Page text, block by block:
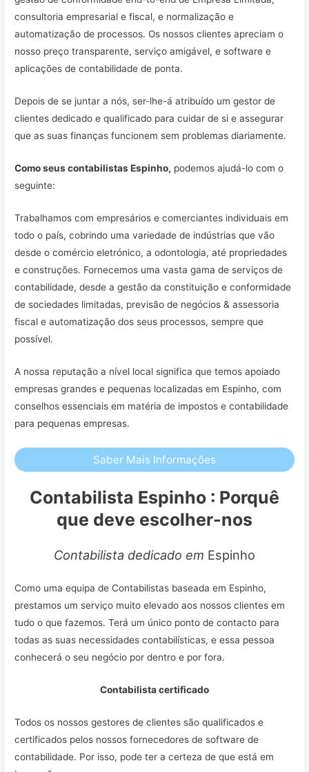
consultoria empresarial e fiscal, e normalização e
automatização de processos. Os nossos clientes apreciam o
nosso preço transparente, serviço amigável, e software e
aplicações de contabilidade de ponta.
Depois de se juntar a nós, ser-lhe-á atribuído um gestor de
clientes dedicado e qualificado para cuidar de si e assegurar
que as suas finanças funcionem sem problemas diariamente.
Como seus contabilistas Espinho, podemos ajudá-lo com o
seguinte:
Trabalhamos com empresários e comerciantes individuais em
todo o país, cobrindo uma variedade de indústrias que vão
desde o comércio eletrónico, a odontologia, até propriedades
e construções. Fornecemos uma vasta gama de serviços de
contabilidade, desde a gestão da constituição e conformidade
de sociedades limitadas, previsão de negócios & assessoria
fiscal e automatização dos seus processos, sempre que
possível.
A nossa reputação a nível local significa que temos apoiado
empresas grandes e pequenas localizadas em Espinho, com
conselhos essenciais em matéria de impostos e contabilidade
para pequenas empresas.
Saber Mais Informações
Contabilista Espinho : Porquê
que deve escolher-nos
Contabilista dedicado em Espinho
Como uma equipa de Contabilistas baseada em Espinho,
prestamos um serviço muito elevado aos nossos clientes em
tudo o que fazemos. Terá um único ponto de contacto para
todas as suas necessidades contabilísticas, e essa pessoa
conhecerá o seu negócio por dentro e por fora.
Contabilista certificado
Todos os nossos gestores de clientes são qualificados e
certificados pelos nossos fornecedores de software de
contabilidade. Por isso, pode ter a certeza de que está em